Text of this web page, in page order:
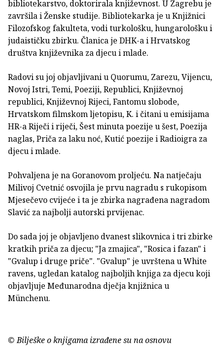
bibliotekarstvo, doktorirala književnost. U Zagrebu je
završila i Ženske studije. Bibliotekarka je u Knjižnici
Filozofskog fakulteta, vodi turkološku, hungarološku i
judaističku zbirku. Članica je DHK-a i Hrvatskog
društva književnika za djecu i mlade.
Radovi su joj objavljivani u Quorumu, Zarezu, Vijencu,
Novoj Istri, Temi, Poeziji, Republici, Književnoj
republici, Književnoj Rijeci, Fantomu slobode,
Hrvatskom filmskom ljetopisu, K. i čitani u emisijama
HR-a Riječi i riječi, Šest minuta poezije u šest, Poezija
naglas, Priča za laku noć, Kutić poezije i Radioigra za
djecu i mlade.
Pohvaljena je na Goranovom proljeću. Na natječaju
Milivoj Cvetnić osvojila je prvu nagradu s rukopisom
Mjesečevo cvijeće i ta je zbirka nagrađena nagradom
Slavić za najbolji autorski prvijenac.
Do sada joj je objavljeno dvanest slikovnica i tri zbirke
kratkih priča za djecu; "Ja zmajica", "Rosica i fazan" i
"Gvalup i druge priče". "Gvalup" je uvrštena u White
ravens, ugledan katalog najboljih knjiga za djecu koji
objavljuje Međunarodna dječja knjižnica u
Münchenu.
© Bilješke o knjigama izrađene su na osnovu